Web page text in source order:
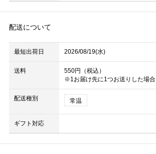
配送について
最短出荷日 2026/08/19(水)
送料
550円（税込）
※1お届け先に1つお送りした場合
配送種別 常温
ギフト対応